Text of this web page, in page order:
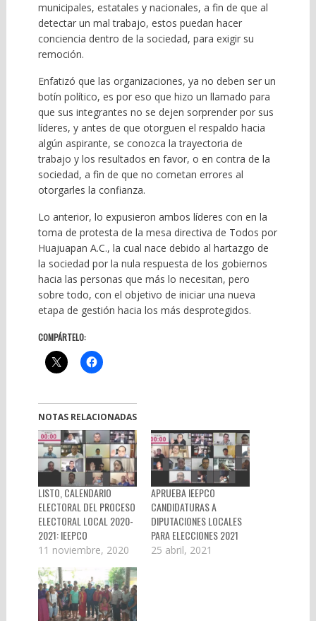
municipales, estatales y nacionales, a fin de que al
detectar un mal trabajo, estos puedan hacer
conciencia dentro de la sociedad, para exigir su
remoción.
Enfatizó que las organizaciones, ya no deben ser un
botín político, es por eso que hizo un llamado para
que sus integrantes no se dejen sorprender por sus
líderes, y antes de que otorguen el respaldo hacia
algún aspirante, se conozca la trayectoria de
trabajo y los resultados en favor, o en contra de la
sociedad, a fin de que no cometan errores al
otorgarles la confianza.
Lo anterior, lo expusieron ambos líderes con en la
toma de protesta de la mesa directiva de Todos por
Huajuapan A.C., la cual nace debido al hartazgo de
la sociedad por la nula respuesta de los gobiernos
hacia las personas que más lo necesitan, pero
sobre todo, con el objetivo de iniciar una nueva
etapa de gestión hacia los más desprotegidos.
COMPÁRTELO:
NOTAS RELACIONADAS
LISTO, CALENDARIO
ELECTORAL DEL PROCESO
ELECTORAL LOCAL 2020-
2021: IEEPCO
11 noviembre, 2020
APRUEBA IEEPCO
CANDIDATURAS A
DIPUTACIONES LOCALES
PARA ELECCIONES 2021
25 abril, 2021